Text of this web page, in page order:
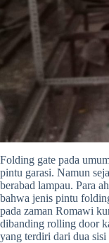
Folding gate pada
pintu garasi. Namun
berabad lampau. Para
bahwa jenis pintu
pada zaman Romawi
dibanding rolling door
yang terdiri dari dua